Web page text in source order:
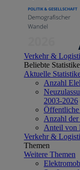
Verkehr &
Beliebte
Aktuelle
Anzahl
2003-2026
Anzahl
Anteil von
Verkehr &
Themen
Weitere Themen